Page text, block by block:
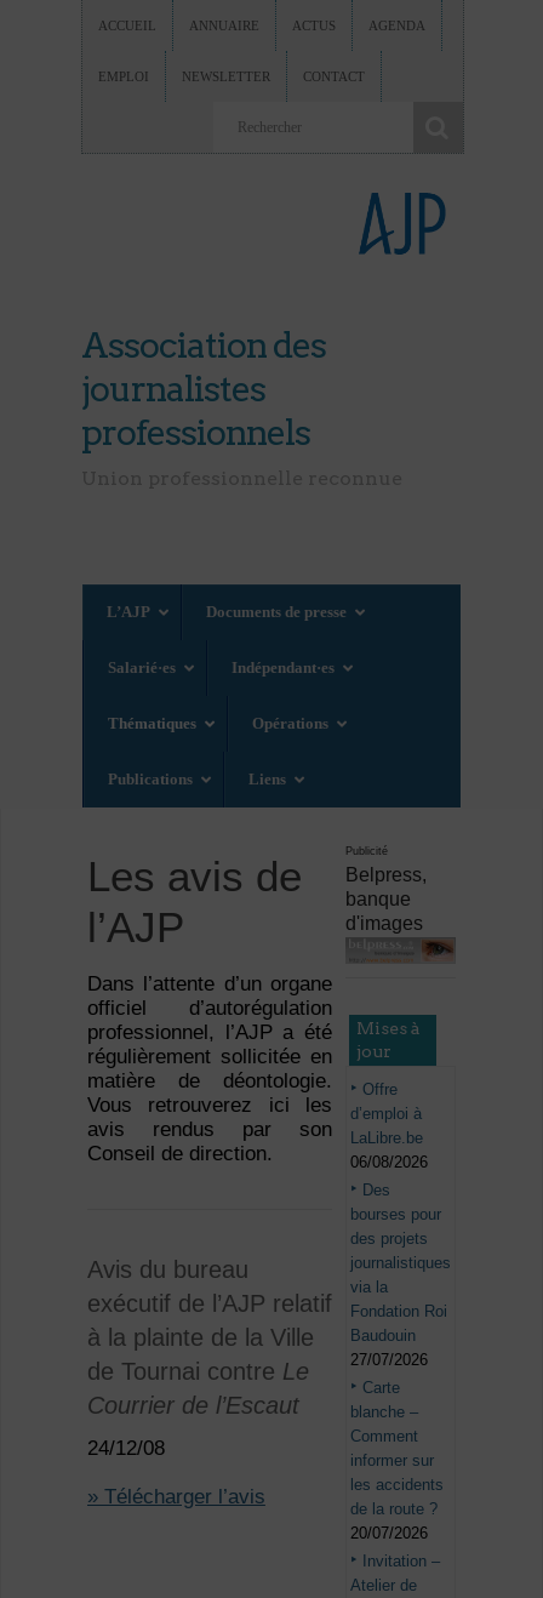
ACCUEIL ANNUAIRE ACTUS AGENDA
EMPLOI NEWSLETTER CONTACT
Association des
journalistes
professionnels
L’AJP Documents de presse
Salarié·es Indépendant·es
Thématiques Opérations
Publications Liens
Les avis de
l’AJP
Dans l’attente d’un organe
officiel d’autorégulation
professionnel, l’AJP a été
régulièrement sollicitée en
matière de déontologie.
Vous retrouverez ici les
avis rendus par son
Conseil de direction.
Avis du bureau
exécutif de l’AJP relatif
à la plainte de la Ville
de Tournai contre Le
Courrier de l’Escaut
24/12/08
» Télécharger l’avis
Publicité
Belpress,
banque
d'images
Mises à
jour
Offre
d’emploi à
LaLibre.be
06/08/2026
Des
bourses pour
des projets
journalistiques
via la
Fondation Roi
Baudouin
27/07/2026
Carte
blanche –
Comment
informer sur
les accidents
de la route ?
20/07/2026
Invitation –
Atelier de